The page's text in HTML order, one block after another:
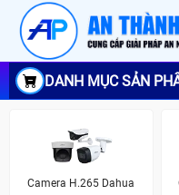
DANH MỤC SẢN
Camera H.265 Dahua